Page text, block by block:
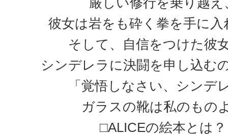
彼女は岩をも砕く拳を手に入
そして、自信をつけた彼
シンデレラに決闘を申し込む
「覚悟しなさい、シンデ
ガラスの靴は私のもの
□ALICEの絵本とは？